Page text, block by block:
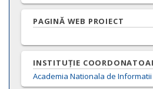
PAGINĂ WEB PROIECT
INSTITUȚIE
Academia Nationala de